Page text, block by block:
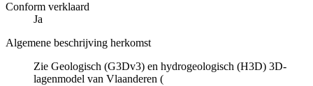
Conform verklaard
Ja
Algemene beschrijving herkomst
Zie Geologisch (G3Dv3) en hydrogeologisch (H3D) 3D-
lagenmodel van Vlaanderen (